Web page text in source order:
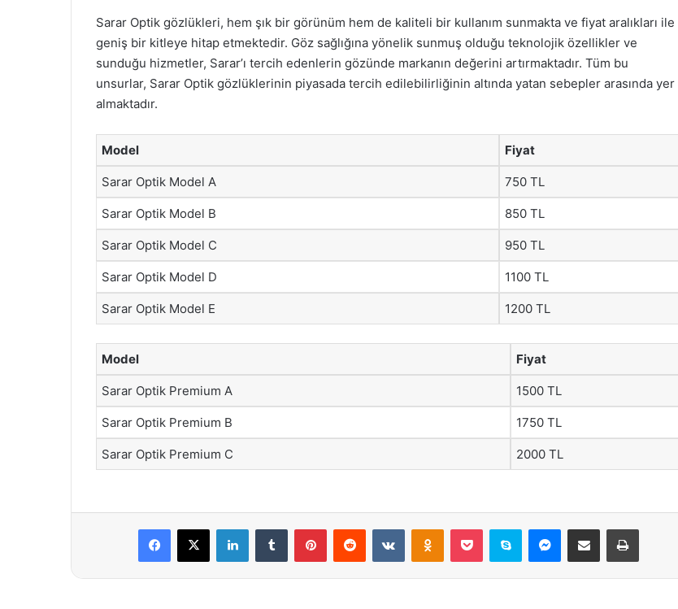
Sarar Optik gözlükleri, hem şık bir görünüm hem de kaliteli bir kullanım sunmakta ve fiyat aralıkları ile
geniş bir kitleye hitap etmektedir. Göz sağlığına yönelik sunmuş olduğu teknolojik özellikler ve
sunduğu hizmetler, Sarar’ı tercih edenlerin gözünde markanın değerini artırmaktadır. Tüm bu
unsurlar, Sarar Optik gözlüklerinin piyasada tercih edilebilirliğinin altında yatan sebepler arasında yer
almaktadır.
Model Fiyat
Sarar Optik Model A 750 TL
Sarar Optik Model B 850 TL
Sarar Optik Model C 950 TL
Sarar Optik Model D 1100 TL
Sarar Optik Model E 1200 TL
Model Fiyat
Sarar Optik Premium A 1500 TL
Sarar Optik Premium B 1750 TL
Sarar Optik Premium C 2000 TL
Facebook
X LinkedInTumblr PinterestReddit VKontakteOdnoklassniki
Pocket Skype Messenger
E-Posta ile paylaş Yazdır